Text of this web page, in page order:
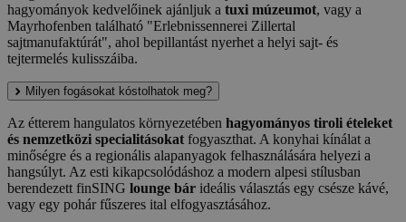
hagyományok kedvelőinek ajánljuk a tuxi múzeumot, vagy a
Mayrhofenben található "Erlebnissennerei Zillertal
sajtmanufaktúrát", ahol bepillantást nyerhet a helyi sajt- és
tejtermelés kulisszáiba.
Milyen fogásokat kóstolhatok meg?
Az étterem hangulatos környezetében hagyományos tiroli ételeket
és nemzetközi specialitásokat fogyaszthat. A konyhai kínálat a
minőségre és a regionális alapanyagok felhasználására helyezi a
hangsúlyt. Az esti kikapcsolódáshoz a modern alpesi stílusban
berendezett finSING lounge bár ideális választás egy csésze kávé,
vagy egy pohár fűszeres ital elfogyasztásához.